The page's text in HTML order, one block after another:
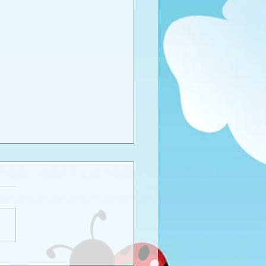
προγραφικό